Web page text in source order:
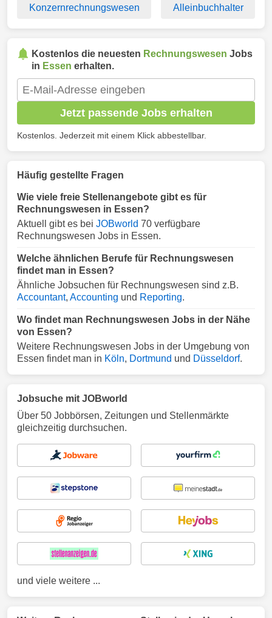
Konzernrechnungswesen Alleinbuchhalter
Kostenlos die neuesten Rechnungswesen Jobs
in Essen erhalten.
Jetzt passende Jobs erhalten
Kostenlos. Jederzeit mit einem Klick abbestellbar.
Häufig gestellte Fragen
Wie viele freie Stellenangebote gibt es für
Rechnungswesen in Essen?
Aktuell gibt es bei JOBworld 70 verfügbare
Rechnungswesen Jobs in Essen.
Welche ähnlichen Berufe für Rechnungswesen
findet man in Essen?
Ähnliche Jobsuchen für Rechnungswesen sind z.B.
Accountant, Accounting und Reporting.
Wo findet man Rechnungswesen Jobs in der Nähe
von Essen?
Weitere Rechnungswesen Jobs in der Umgebung von
Essen findet man in Köln, Dortmund und Düsseldorf.
Jobsuche mit JOBworld
Über 50 Jobbörsen, Zeitungen und Stellenmärkte
gleichzeitig durchsuchen.
und viele weitere ...